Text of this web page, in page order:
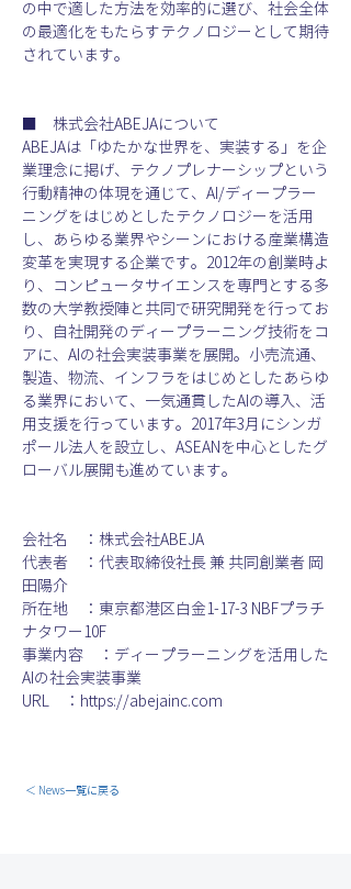
の中で適した方法を効率的に選び、社会全体
の最適化をもたらすテクノロジーとして期待
されています。
■　株式会社ABEJAについて
ABEJAは「ゆたかな世界を、実装する」を企
業理念に掲げ、テクノプレナーシップという
行動精神の体現を通じて、AI/ディープラー
ニングをはじめとしたテクノロジーを活用
し、あらゆる業界やシーンにおける産業構造
変革を実現する企業です。2012年の創業時よ
り、コンピュータサイエンスを専門とする多
数の大学教授陣と共同で研究開発を行ってお
り、自社開発のディープラーニング技術をコ
アに、AIの社会実装事業を展開。小売流通、
製造、物流、インフラをはじめとしたあらゆ
る業界において、一気通貫したAIの導入、活
用支援を行っています。2017年3月にシンガ
ポール法人を設立し、ASEANを中心としたグ
ローバル展開も進めています。
会社名　：株式会社ABEJA
代表者　：代表取締役社長 兼 共同創業者 岡
田陽介
所在地　：東京都港区白金1-17-3 NBFプラチ
ナタワー10F
事業内容　：ディープラーニングを活用した
AIの社会実装事業
URL　：https://abejainc.com
＜ News一覧に戻る